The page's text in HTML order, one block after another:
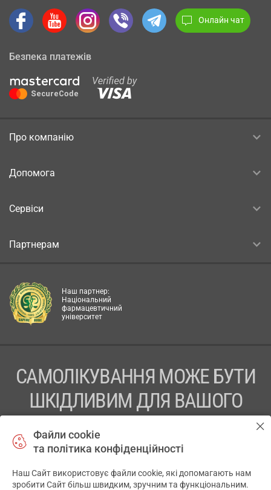
Онлайн чат
Безпека платежів
Про компанію
Допомога
Сервіси
Партнерам
Наш партнер:
Національний
фармацевтичний
університет
САМОЛІКУВАННЯ МОЖЕ БУТИ
ШКІДЛИВИМ ДЛЯ ВАШОГО
ПЕРЕД ЗАСТОСУВАННЯМ ПРЕПАРАТУ ПРОКОНСУЛЬТУЙТЕСЬ
Файли cookie
та політика конфіденційності
Наш Сайт використовує файли cookie, які допомагають нам
зробити Сайт більш швидким, зручним та функціональним.
✕